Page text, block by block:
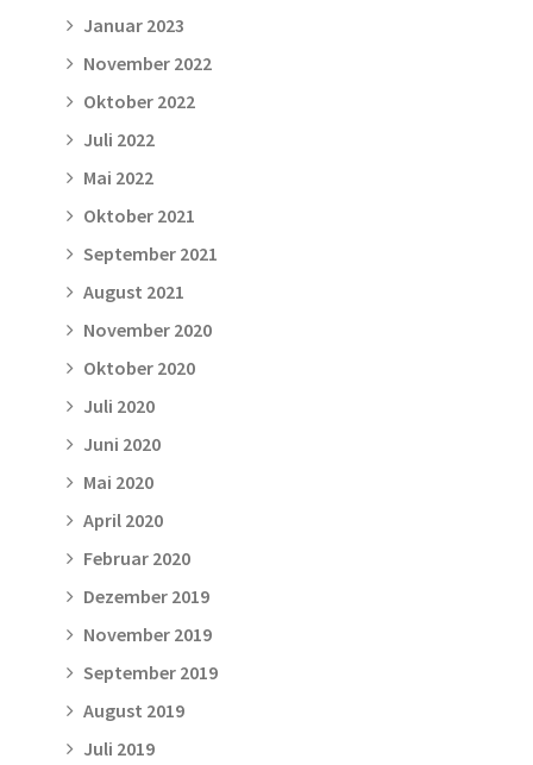
Januar 2023
November 2022
Oktober 2022
Juli 2022
Mai 2022
Oktober 2021
September 2021
August 2021
November 2020
Oktober 2020
Juli 2020
Juni 2020
Mai 2020
April 2020
Februar 2020
Dezember 2019
November 2019
September 2019
August 2019
Juli 2019